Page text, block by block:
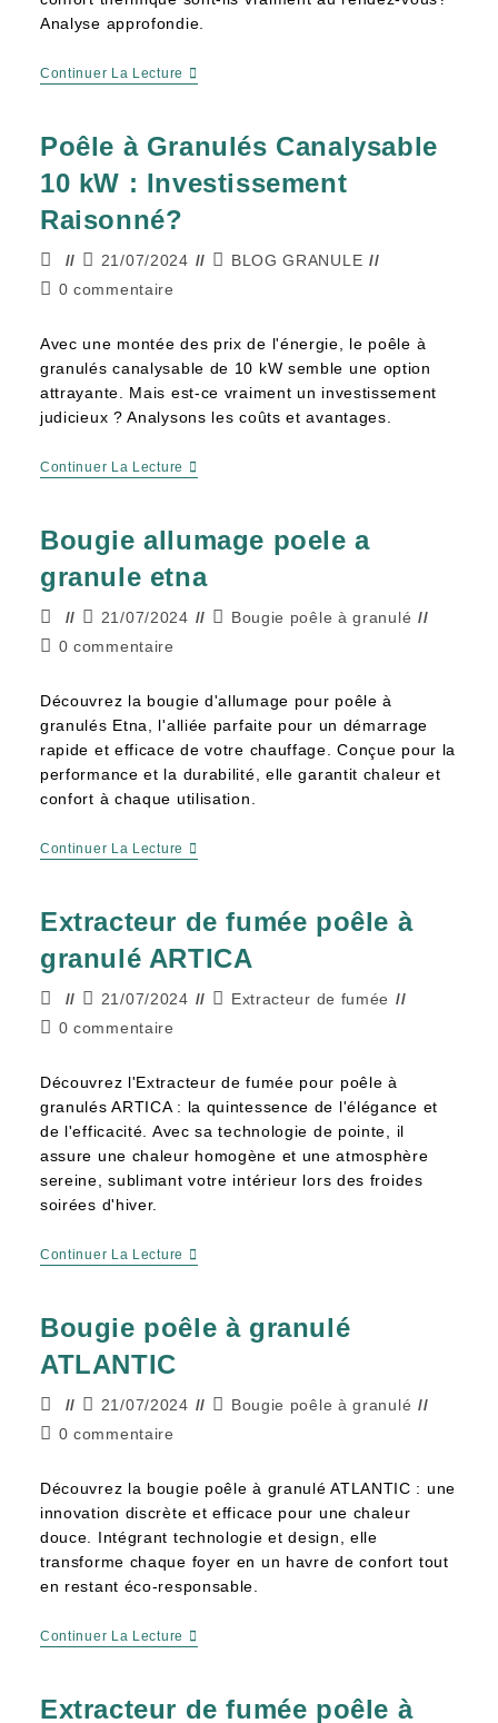
Analyse approfondie.
Continuer La Lecture
Poêle à Granulés Canalysable
10 kW : Investissement
Raisonné?
21/07/2024
BLOG GRANULE
0 commentaire
Avec une montée des prix de l'énergie, le poêle à
granulés canalysable de 10 kW semble une option
attrayante. Mais est-ce vraiment un investissement
judicieux ? Analysons les coûts et avantages.
Continuer La Lecture
Bougie allumage poele a
granule etna
21/07/2024
Bougie poêle à granulé
0 commentaire
Découvrez la bougie d'allumage pour poêle à
granulés Etna, l'alliée parfaite pour un démarrage
rapide et efficace de votre chauffage. Conçue pour la
performance et la durabilité, elle garantit chaleur et
confort à chaque utilisation.
Continuer La Lecture
Extracteur de fumée poêle à
granulé ARTICA
21/07/2024
Extracteur de fumée
0 commentaire
Découvrez l'Extracteur de fumée pour poêle à
granulés ARTICA : la quintessence de l'élégance et
de l'efficacité. Avec sa technologie de pointe, il
assure une chaleur homogène et une atmosphère
sereine, sublimant votre intérieur lors des froides
soirées d'hiver.
Continuer La Lecture
Bougie poêle à granulé
ATLANTIC
21/07/2024
Bougie poêle à granulé
0 commentaire
Découvrez la bougie poêle à granulé ATLANTIC : une
innovation discrète et efficace pour une chaleur
douce. Intégrant technologie et design, elle
transforme chaque foyer en un havre de confort tout
en restant éco-responsable.
Continuer La Lecture
Extracteur de fumée poêle à